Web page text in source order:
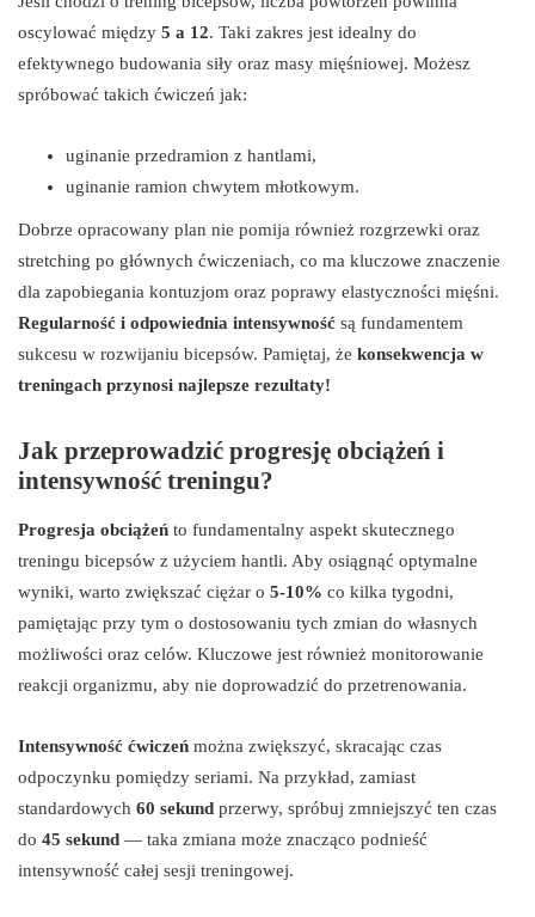
oscylować między 5 a 12. Taki zakres jest idealny do
efektywnego budowania siły oraz masy mięśniowej. Możesz
spróbować takich ćwiczeń jak:
uginanie przedramion z hantlami,
uginanie ramion chwytem młotkowym.
Dobrze opracowany plan nie pomija również rozgrzewki oraz
stretching po głównych ćwiczeniach, co ma kluczowe znaczenie
dla zapobiegania kontuzjom oraz poprawy elastyczności mięśni.
Regularność i odpowiednia intensywność są fundamentem
sukcesu w rozwijaniu bicepsów. Pamiętaj, że konsekwencja w
treningach przynosi najlepsze rezultaty!
Jak przeprowadzić progresję obciążeń i
intensywność treningu?
Progresja obciążeń to fundamentalny aspekt skutecznego
treningu bicepsów z użyciem hantli. Aby osiągnąć optymalne
wyniki, warto zwiększać ciężar o 5-10% co kilka tygodni,
pamiętając przy tym o dostosowaniu tych zmian do własnych
możliwości oraz celów. Kluczowe jest również monitorowanie
reakcji organizmu, aby nie doprowadzić do przetrenowania.
Intensywność ćwiczeń można zwiększyć, skracając czas
odpoczynku pomiędzy seriami. Na przykład, zamiast
standardowych 60 sekund przerwy, spróbuj zmniejszyć ten czas
do 45 sekund — taka zmiana może znacząco podnieść
intensywność całej sesji treningowej.